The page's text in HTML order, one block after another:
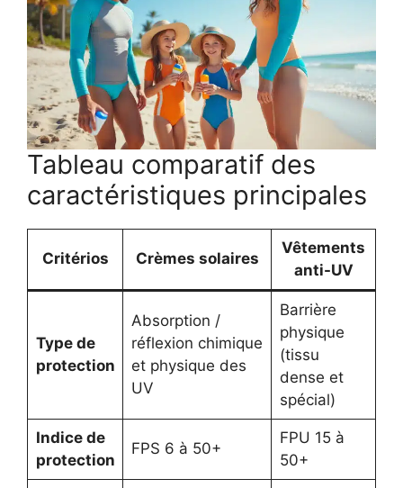
Tableau comparatif des
caractéristiques principales
Critérios Crèmes solaires
Vêtements
anti-UV
Type de
protection
Absorption /
réflexion chimique
et physique des
UV
Barrière
physique
(tissu
dense et
spécial)
Indice de
protection
FPS 6 à 50+
FPU 15 à
50+